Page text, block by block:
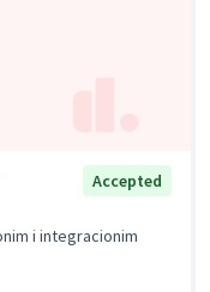
Accepted
i integracionim